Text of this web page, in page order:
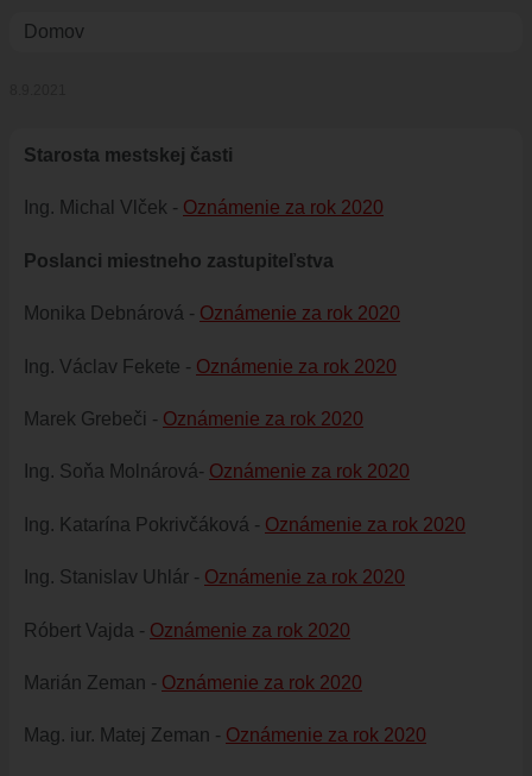
ÚRAD
KOMISIE
MIESTNA RADA
ŠTRUKTÚRA MIÚ
VOĽBY DO ORGÁNOV ÚZEMNEJ SAMOSPRÁVY
REFERENDUM
ÚRADNÁ TABUĽA
ZMLUVY, OBJEDNÁVKY, FAKTÚRY
DOKUMENTY
ZÁVEREČNÝ ÚČET
Omrvinka
Domov
Starosta mestskej časti
Ing. Michal Vlček - Oznámenie za rok 2020
Poslanci miestneho zastupiteľstva
Monika Debnárová - Oznámenie za rok 2020
Ing. Václav Fekete - Oznámenie za rok 2020
Marek Grebeči - Oznámenie za rok 2020
Ing. Soňa Molnárová- Oznámenie za rok 2020
Ing. Katarína Pokrivčáková - Oznámenie za rok 2020
Ing. Stanislav Uhlár - Oznámenie za rok 2020
Róbert Vajda - Oznámenie za rok 2020
Marián Zeman - Oznámenie za rok 2020
Mag. iur. Matej Zeman - Oznámenie za rok 2020